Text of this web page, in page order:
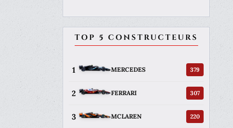
TOP 5 CONSTRUCTEURS
1 MERCEDES 379
2 FERRARI 307
3 MCLAREN 220